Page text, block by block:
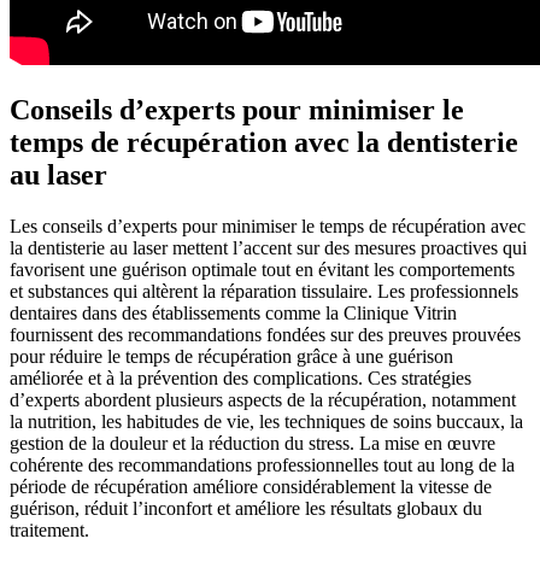
Conseils d’experts pour minimiser le
temps de récupération avec la dentisterie
au laser
Les conseils d’experts pour minimiser le temps de récupération avec
la dentisterie au laser mettent l’accent sur des mesures proactives qui
favorisent une guérison optimale tout en évitant les comportements
et substances qui altèrent la réparation tissulaire. Les professionnels
dentaires dans des établissements comme la Clinique Vitrin
fournissent des recommandations fondées sur des preuves prouvées
pour réduire le temps de récupération grâce à une guérison
améliorée et à la prévention des complications. Ces stratégies
d’experts abordent plusieurs aspects de la récupération, notamment
la nutrition, les habitudes de vie, les techniques de soins buccaux, la
gestion de la douleur et la réduction du stress. La mise en œuvre
cohérente des recommandations professionnelles tout au long de la
période de récupération améliore considérablement la vitesse de
guérison, réduit l’inconfort et améliore les résultats globaux du
traitement.